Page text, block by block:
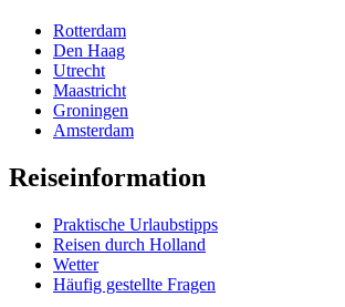
Rotterdam
Den Haag
Utrecht
Maastricht
Groningen
Amsterdam
Reiseinformation
Praktische Urlaubstipps
Reisen durch Holland
Wetter
Häufig gestellte Fragen